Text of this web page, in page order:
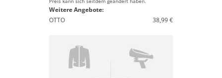
Weitere Angebote:
OTTO
38,99 €